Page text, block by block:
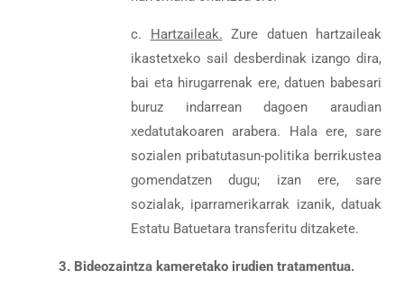
c. Hartzaileak. Zure datuen hartzaileak
ikastetxeko sail desberdinak izango dira,
bai eta hirugarrenak ere, datuen babesari
buruz indarrean dagoen araudian
xedatutakoaren arabera. Hala ere, sare
sozialen pribatutasun-politika berrikustea
gomendatzen dugu; izan ere, sare
sozialak, iparramerikarrak izanik, datuak
Estatu Batuetara transferitu ditzakete.
3. Bideozaintza kameretako irudien tratamentua.